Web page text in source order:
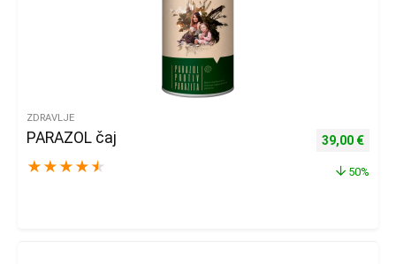
ZDRAVLJE
PARAZOL čaj
★ ★ ★ ★ ★
Izvorna
39,00 €
50%